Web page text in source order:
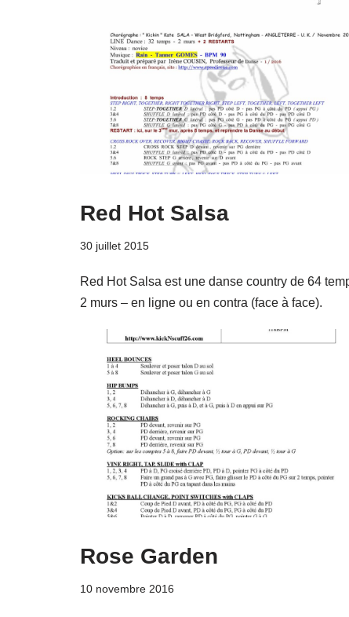
Red Hot Salsa
30 juillet 2015
Red Hot Salsa est une danse country de 64
2 murs – en ligne ou en contra (face à face).
Rose Garden
10 novembre 2016